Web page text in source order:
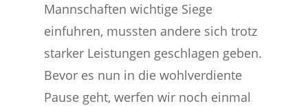
Mannschaften wichtige Siege
einfuhren, mussten andere sich trotz
starker Leistungen geschlagen geben.
Bevor es nun in die wohlverdiente
Pause geht, werfen wir noch einmal